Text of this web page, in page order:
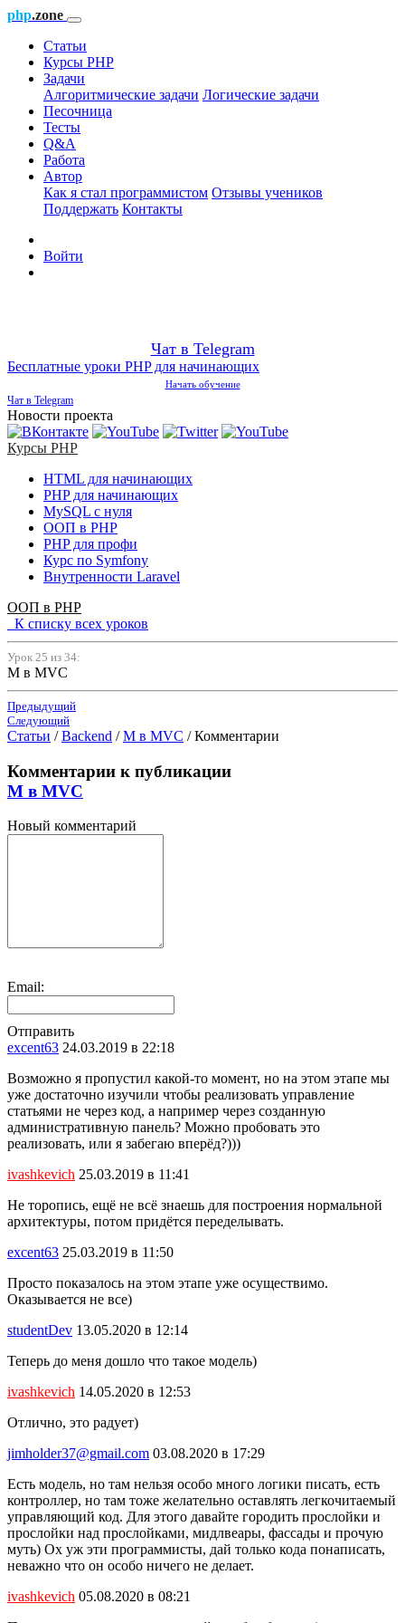
php.zone
Статьи
Курсы PHP
Задачи
Алгоритмические задачи Логические задачи
Песочница
Тесты
Q&A
Работа
Автор
Как я стал программистом Отзывы учеников
Поддержать Контакты
Войти
Чат в Telegram
Бесплатные уроки PHP для начинающих
Начать обучение
Чат в Telegram
Новости проекта
Курсы PHP
HTML для начинающих
PHP для начинающих
MySQL с нуля
ООП в PHP
PHP для профи
Курс по Symfony
Внутренности Laravel
ООП в PHP
К списку всех уроков
Урок 25 из 34:
M в MVC
Предыдущий
Следующий
Статьи / Backend / M в MVC /Комментарии
Комментарии к публикации
M в MVC
Новый комментарий
Email:
Отправить
excent63 24.03.2019 в 22:18
Возможно я пропустил какой-то момент, но на этом этапе мы
уже достаточно изучили чтобы реализовать управление
статьями не через код, а например через созданную
административную панель? Можно пробовать это
реализовать, или я забегаю вперёд?)))
ivashkevich 25.03.2019 в 11:41
Не торопись, ещё не всё знаешь для построения нормальной
архитектуры, потом придётся переделывать.
excent63 25.03.2019 в 11:50
Просто показалось на этом этапе уже осуществимо.
Оказывается не все)
studentDev 13.05.2020 в 12:14
Теперь до меня дошло что такое модель)
ivashkevich 14.05.2020 в 12:53
Отлично, это радует)
jimholder37@gmail.com 03.08.2020 в 17:29
Есть модель, но там нельзя особо много логики писать, есть
контроллер, но там тоже желательно оставлять легкочитаемый
управляющий код. Для этого давайте городить прослойки и
прослойки над прослойками, мидлвеары, фассады и прочую
муть) Ох уж эти программисты, дай только кода понаписать,
неважно что он особо ничего не делает.
ivashkevich 05.08.2020 в 08:21